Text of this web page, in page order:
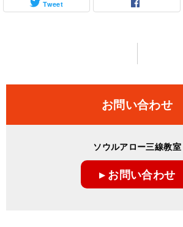
Tweet
ビ
お問い合わせ
ソウルアロー三線教室
▸ お問い合わせ